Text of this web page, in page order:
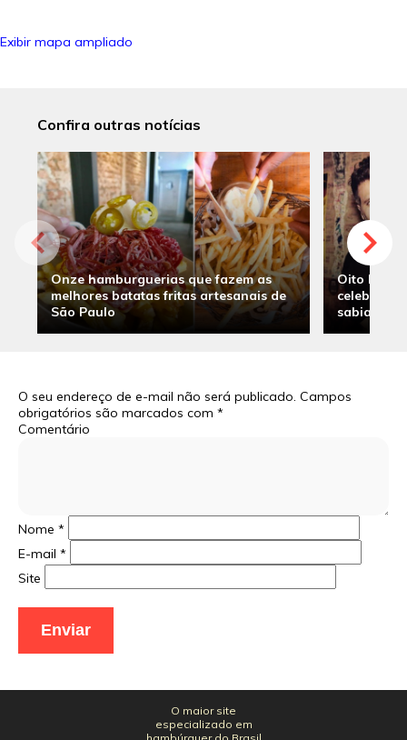
Exibir mapa ampliado
Confira outras notícias
Onze hamburguerias que fazem as
melhores batatas fritas artesanais de
São Paulo
Oito
sabia
O seu endereço de e-mail não será publicado. Campos
obrigatórios são marcados com *
Comentário
Nome *
E-mail *
Site
O maior site
especializado em